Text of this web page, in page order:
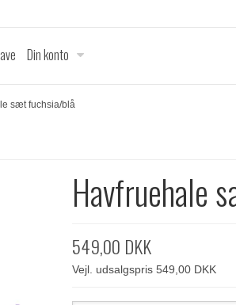
Din konto
sæt fuchsia/blå
Havfruehale
549,00 DKK
Vejl. udsalgspris 549,00 DKK